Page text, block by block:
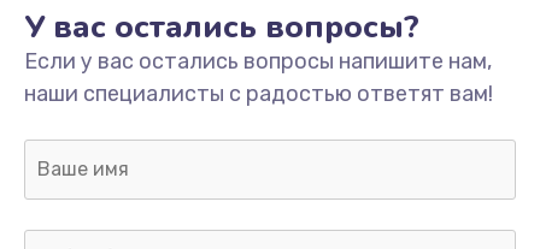
Замена/Pемонт карбюратора
1300 руб.
Заказать
Ремонт капиллярной трубки
400 руб.
У вас остались вопросы?
Если у вас остались вопросы напишите нам,
наши специалисты с радостью ответят вам!